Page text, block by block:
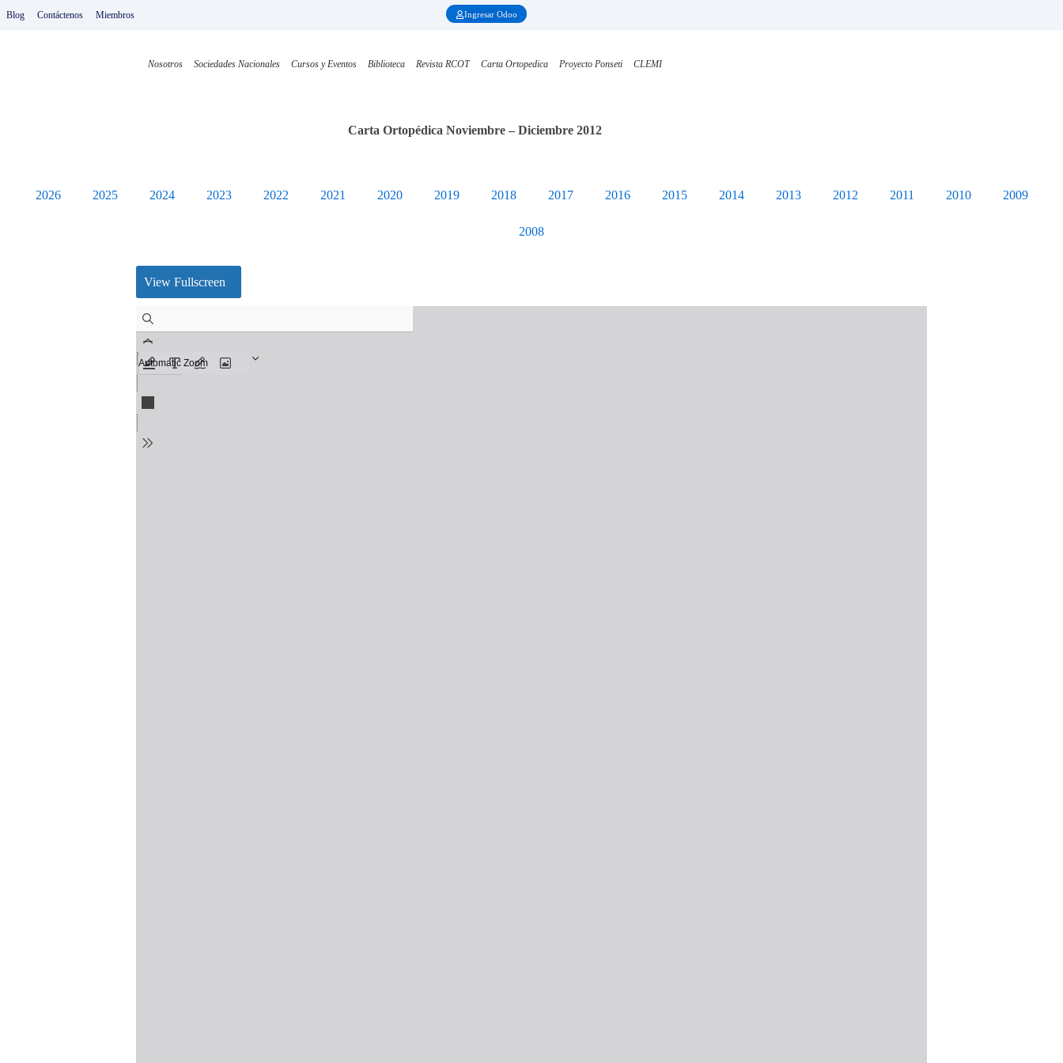
IrBlog Contáctenos Miembros Ingresar Odoo
Nosotros Sociedades Nacionales Cursos y Eventos Biblioteca Revista RCOT Carta Ortopedica Proyecto Ponseti CLEMI
Carta Ortopédica Noviembre – Diciembre 2012
2026 2025 2024 2023 2022 2021 2020 2019 2018 2017 2016 2015 2014 2013 2012 2011 2010 2009
2008
View Fullscreen